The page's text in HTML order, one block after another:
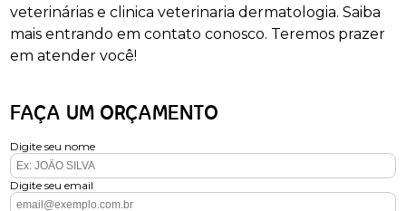
veterinárias e clinica veterinaria dermatologia. Saiba
mais entrando em contato conosco. Teremos prazer
em atender você!
FAÇA UM ORÇAMENTO
Digite seu nome
Digite seu email